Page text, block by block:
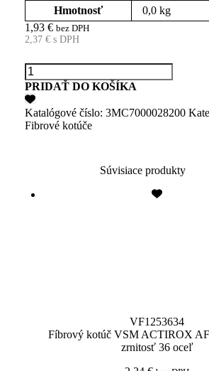
Hmotnosť
0,0 kg
1,93 € bez DPH
2,37 € s DPH
množstvo
3M
CUBITRON
II
987C
Fibrový
PRIDAŤ DO KOŠÍKA
Katalógové číslo: 3MC7000028200
Fibrové kotúče
Súvisiace produkty
VF1253634
Fíbrový kotúč VSM ACTIROX
zrnitosť 36 oceľ